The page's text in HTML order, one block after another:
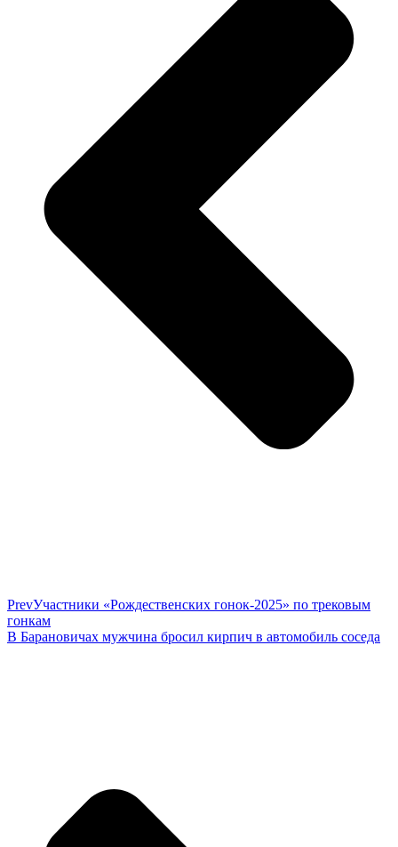
PrevУчастники «Рождественских гонок-2025» по трековым
гонкам
В Барановичах мужчина бросил кирпич в автомобиль соседа